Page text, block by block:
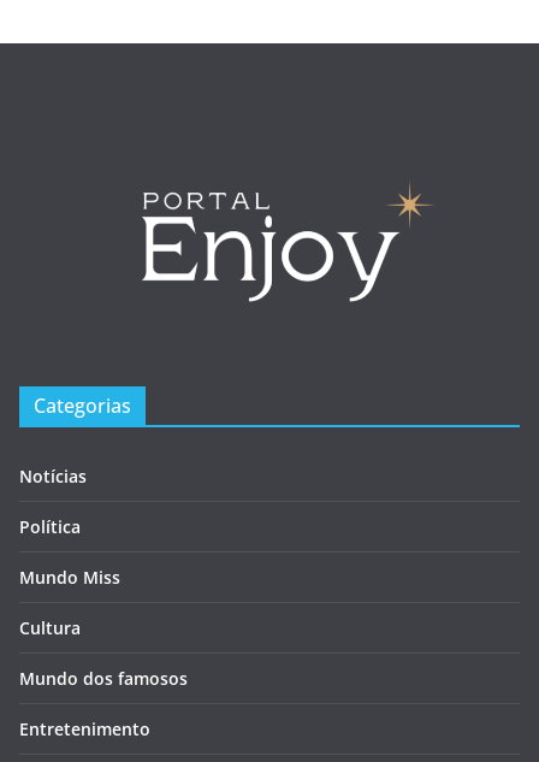
Categorias
Notícias
Política
Mundo Miss
Cultura
Mundo dos famosos
Entretenimento